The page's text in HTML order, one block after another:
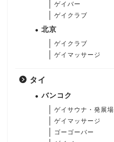
ゲイバー
ゲイクラブ
北京
ゲイクラブ
ゲイマッサージ
タイ
バンコク
ゲイサウナ・発展場
ゲイマッサージ
ゴーゴーバー